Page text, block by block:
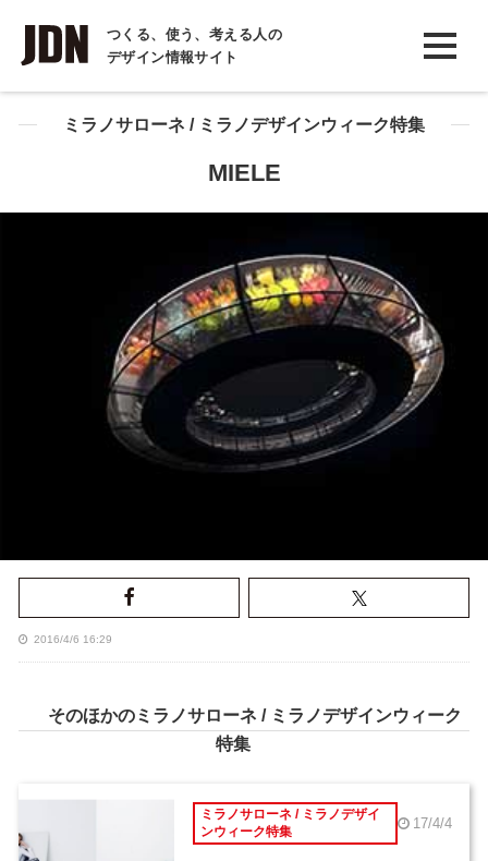
つくる、使う、考える人の
デザイン情報サイト
INTERVIEW
インタビュー
REPORT
COLUMN
ミラノサローネ / ミラノデザインウィーク特集
MIELE
2016/4/6 16:29
そのほかのミラノサローネ / ミラノデザインウィーク
特集
ミラノサローネ / ミラノデザイ
ンウィーク特集
17/4/4